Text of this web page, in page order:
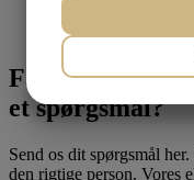
Fandt du ikke
et spørgsmål?
Send os dit spørgsmål
den rigtige person. Vores